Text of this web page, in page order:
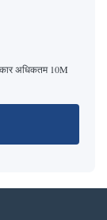
अधिकतम 10M